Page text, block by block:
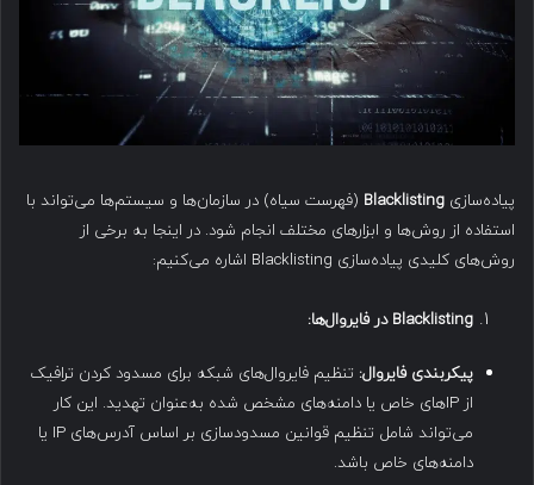
پیاده‌سازی Blacklisting (فهرست سیاه) در سازمان‌ها و سیستم‌ها می‌تواند با
استفاده از روش‌ها و ابزارهای مختلف انجام شود. در اینجا به برخی از
روش‌های کلیدی پیاده‌سازی Blacklisting اشاره می‌کنیم:
Blacklisting در فایروال‌ها:
پیکربندی فایروال: تنظیم فایروال‌های شبکه برای مسدود کردن ترافیک
از IPهای خاص یا دامنه‌های مشخص شده به‌عنوان تهدید. این کار
می‌تواند شامل تنظیم قوانین مسدودسازی بر اساس آدرس‌های IP یا
دامنه‌های خاص باشد.